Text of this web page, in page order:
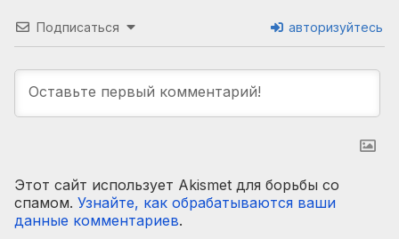
Подписаться авторизуйтесь
Этот сайт использует Akismet для борьбы со
спамом. Узнайте, как обрабатываются ваши
данные комментариев.